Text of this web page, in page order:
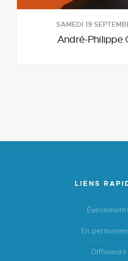
SAMEDI 19
André-Philippe
LIENS
En
Diffuseurs